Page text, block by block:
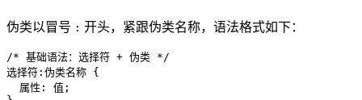
伪类以冒号 : 开头，紧跟伪类名称，语法格式如下：
/* 基础语法：选择符 + 伪类 */
选择符:伪类名称 {
  属性: 值;